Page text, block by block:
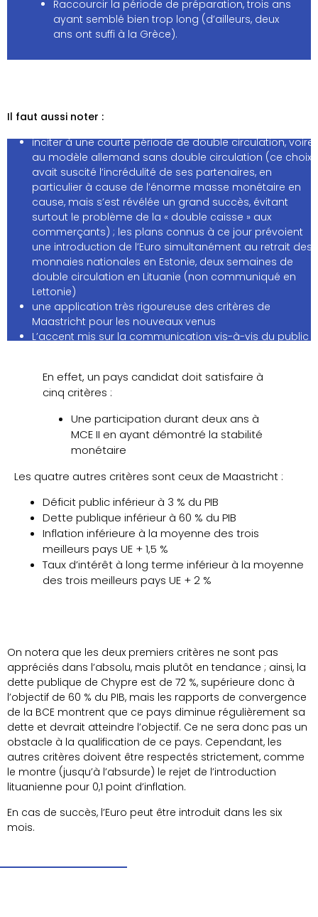
Raccourcir la période de préparation, trois ans
ayant semblé bien trop long (d’ailleurs, deux
ans ont suffi à la Grèce).
Il faut aussi noter :
inciter à une courte période de double circulation, voire
au modèle allemand sans double circulation (ce choix
avait suscité l’incrédulité de ses partenaires, en
particulier à cause de l’énorme masse monétaire en
cause, mais s’est révélée un grand succès, évitant
surtout le problème de la « double caisse » aux
commerçants) ; les plans connus à ce jour prévoient
une introduction de l’Euro simultanément au retrait des
monnaies nationales en Estonie, deux semaines de
double circulation en Lituanie (non communiqué en
Lettonie)
une application très rigoureuse des critères de
Maastricht pour les nouveaux venus
L’accent mis sur la communication vis-à-vis du public
En effet, un pays candidat doit satisfaire à
cinq critères :
Une participation durant deux ans à
MCE II en ayant démontré la stabilité
monétaire
Les quatre autres critères sont ceux de Maastricht :
Déficit public inférieur à 3 % du PIB
Dette publique inférieur à 60 % du PIB
Inflation inférieure à la moyenne des trois
meilleurs pays UE + 1,5 %
Taux d’intérêt à long terme inférieur à la moyenne
des trois meilleurs pays UE + 2 %
On notera que les deux premiers critères ne sont pas
appréciés dans l’absolu, mais plutôt en tendance ; ainsi, la
dette publique de Chypre est de 72 %, supérieure donc à
l’objectif de 60 % du PIB, mais les rapports de convergence
de la BCE montrent que ce pays diminue régulièrement sa
dette et devrait atteindre l’objectif. Ce ne sera donc pas un
obstacle à la qualification de ce pays. Cependant, les
autres critères doivent être respectés strictement, comme
le montre (jusqu’à l’absurde) le rejet de l’introduction
lituanienne pour 0,1 point d’inflation.
En cas de succès, l’Euro peut être introduit dans les six
mois.